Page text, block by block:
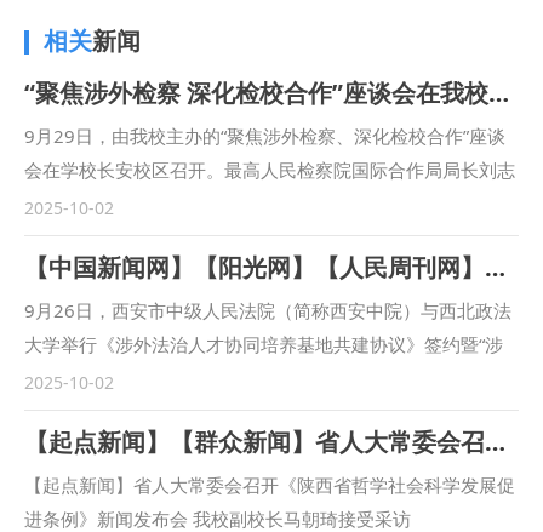
相关新闻
“聚焦涉外检察 深化检校合作”座谈会在我校召开
9月29日，由我校主办的“聚焦涉外检察、深化检校合作”座谈
会在学校长安校区召开。最高人民检察院国际合作局局长刘志
远，陕西省人民检察院十一检察部主任李向锋，西安市人民检
察院教育培训处负责人陈文龙，西安市长安区人民检察院副检
察长王蕾等出席会议。我校校长范九利出席会议并致辞，副校
长马朝琦主持会议。 范九利表示，涉外检察工作是国家涉外
法治工作的重要方面，近年来，学校与各级检察机关深化交
流，不断拓展合作领域、合作范围，围绕中国检察学自主知识
体系构建、检察课题研究、检校人才互派交流、学生实习实训
等方面开展了卓有成效的合作。在最高人民检察院国际合作局
指导下，我校成立的“涉外刑事法治与国别检察司法研究中
心”各项工作稳步推进，已在区域国别检察研究、国际刑事司
2025-10-02
【中国新闻网】【阳光网】【人民周刊网】【今日头条】【起点新闻】【三秦都市报】西安市中级人民法院与西北政法大学联合建立涉外法治人才协同培养基地
9月26日，西安市中级人民法院（简称西安中院）与西北政法
大学举行《涉外法治人才协同培养基地共建协议》签约暨“涉
外法治人才协同培养基地”揭牌仪式。西安中院党组书记、院
长赵雷，西北政法大学党委副书记、校长范九利出席会议并致
辞，共同为“涉外法治人才协同培养基地”揭牌。西安中院审判
委员会专职委员张曼慧与西北政法大学副校长张荣刚签署《涉
外法治人才协同培养基地共建协议》（简称《协议》）。 西
2025-10-02
【起点新闻】【群众新闻】省人大常委会召开《陕西省哲学社会科学发展促进条例》新闻发布会 我校副校长马朝琦接受采访
【起点新闻】省人大常委会召开《陕西省哲学社会科学发展促
进条例》新闻发布会 我校副校长马朝琦接受采访